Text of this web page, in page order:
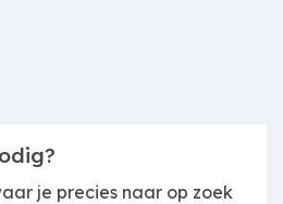
je precies naar op zoek